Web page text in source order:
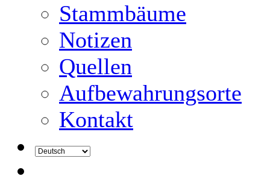
Stammbäume
Notizen
Quellen
Aufbewahrungsorte
Kontakt